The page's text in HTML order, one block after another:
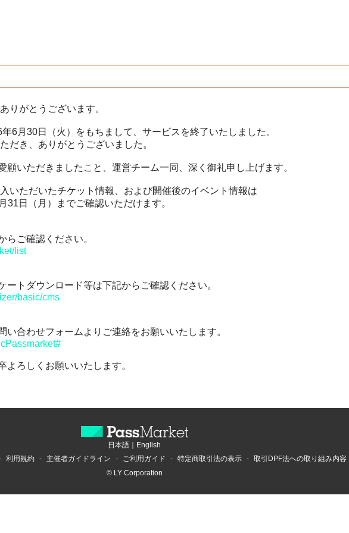
りがとうございます。
6月30日（火）をもちまして、サービスを終了いたしました。
だき、ありがとうございました。
いただきましたこと、運営チーム一同、深く御礼申し上げます。
いただいたチケット情報、および開催後のイベント情報は
31日（月）までご確認いただけます。
らご確認ください。
list
トダウンロード等は下記からご確認ください。
basic/cms
い合わせフォームよりご連絡をお願いいたします。
よろしくお願いいたします。
日本語 ｜ English
利用規約 主催者ガイドライン ご利用ガイド 特定商取引法の表示 取引DPF法への取り組み内容
© LY Corporation